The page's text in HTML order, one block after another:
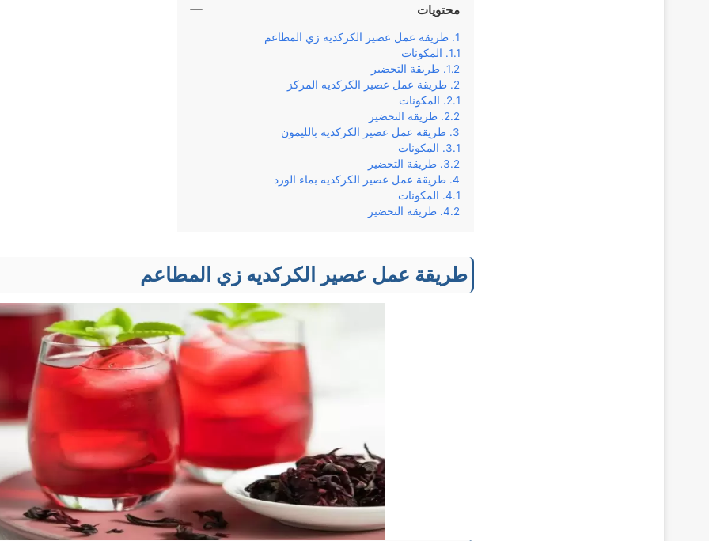
محتويات
طريقة عمل عصير الكركديه زي المطاعم
المكونات
طريقة التحضير
طريقة عمل عصير الكركديه المركز
المكونات
طريقة التحضير
طريقة عمل عصير الكركديه بالليمون
المكونات
طريقة التحضير
طريقة عمل عصير الكركديه بماء الورد
المكونات
طريقة التحضير
طريقة عمل عصير الكركديه زي المطاعم